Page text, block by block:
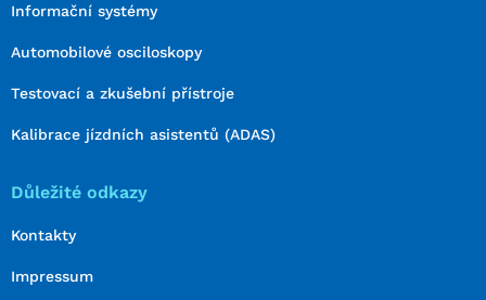
Informační systémy
Automobilové osciloskopy
Testovací a zkušební přístroje
Kalibrace jízdních asistentů (ADAS)
Důležité odkazy
Kontakty
Impressum